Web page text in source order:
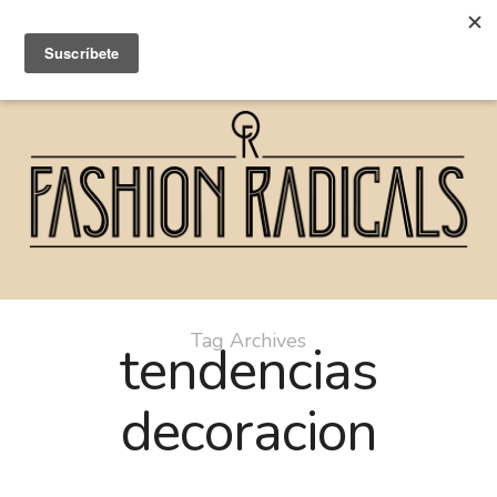
Tag Archives
tendencias
decoracion